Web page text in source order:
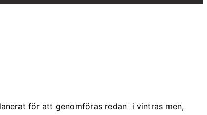
för att genomföras redan i vintras men,